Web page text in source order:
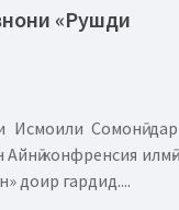
«Рушди
Исмоили Сомонӣ дар
конфренсия илмӣ-
доир гардид....